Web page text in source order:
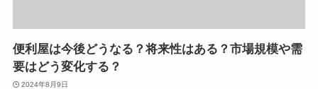
便利屋は今後どうなる？将来性はある？市場規模や需
要はどう変化する？
2024年8月9日